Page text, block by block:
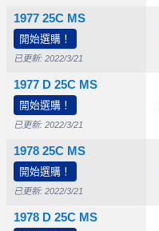
1977 25C MS
開始選購！
已更新: 2022/3/21
1977 D 25C MS
開始選購！
已更新: 2022/3/21
1978 25C MS
開始選購！
已更新: 2022/3/21
1978 D 25C MS
$10.00
$10.00
$10.00